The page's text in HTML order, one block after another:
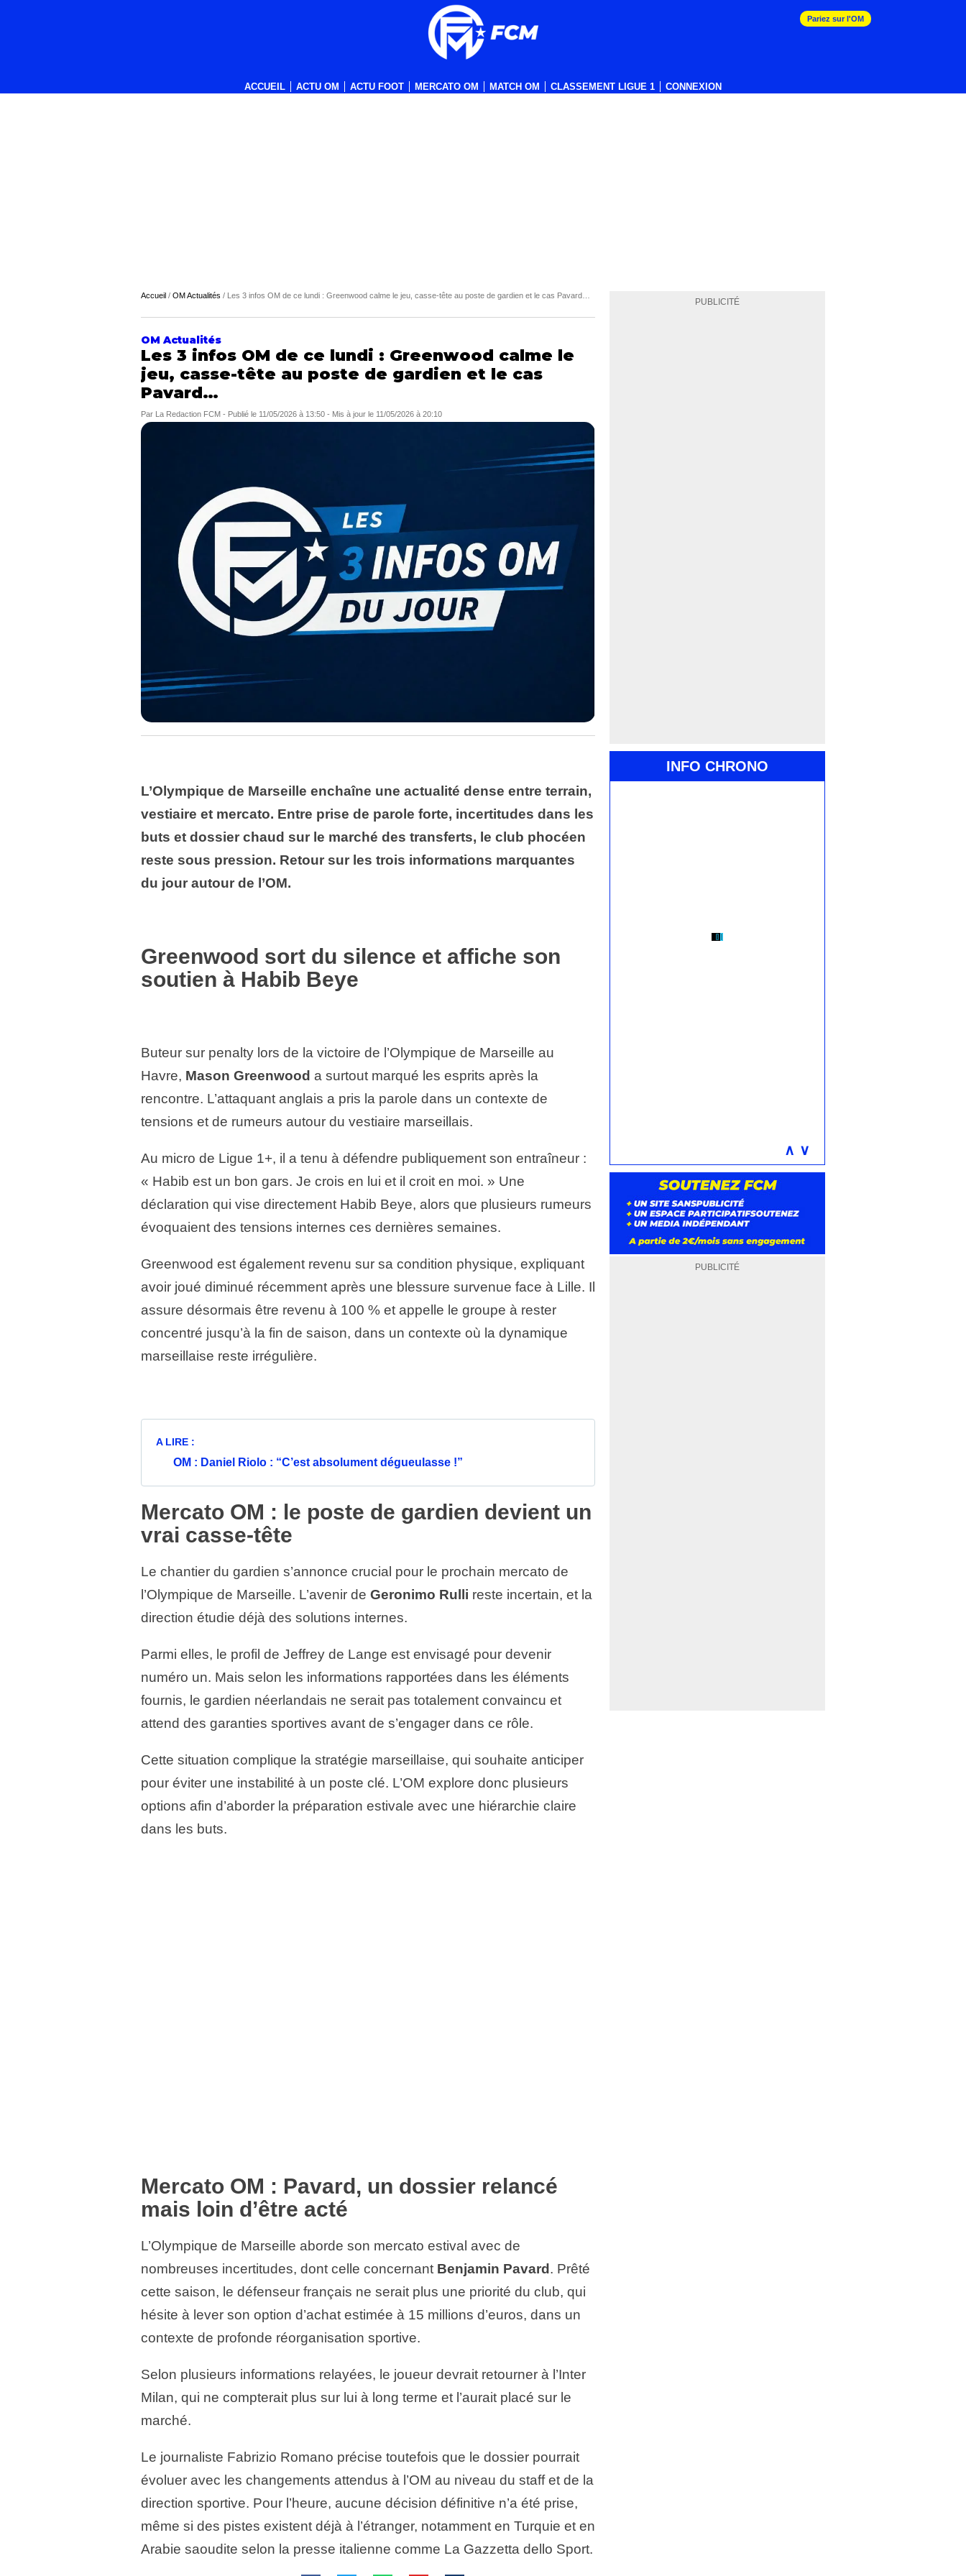
ACCUEIL ACTU OM ACTU FOOT MERCATO OM MATCH OM CLASSEMENT LIGUE 1 CONNEXION
Pariez sur l'OM
PUBLICITÉ
INFO CHRONO
∧ ∨
PUBLICITÉ
Accueil / OM Actualités / Les 3 infos OM de ce lundi : Greenwood calme le jeu, casse-tête au poste de gardien et le cas Pavard…
OM Actualités
Les 3 infos OM de ce lundi : Greenwood calme le
jeu, casse-tête au poste de gardien et le cas
Pavard…
Par La Redaction FCM - Publié le 11/05/2026 à 13:50 - Mis à jour le 11/05/2026 à 20:10
L’Olympique de Marseille enchaîne une actualité dense entre terrain,
vestiaire et mercato. Entre prise de parole forte, incertitudes dans les
buts et dossier chaud sur le marché des transferts, le club phocéen
reste sous pression. Retour sur les trois informations marquantes
du jour autour de l’OM.
Greenwood sort du silence et affiche son
soutien à Habib Beye
Buteur sur penalty lors de la victoire de l’Olympique de Marseille au
Havre, Mason Greenwood a surtout marqué les esprits après la
rencontre. L’attaquant anglais a pris la parole dans un contexte de
tensions et de rumeurs autour du vestiaire marseillais.
Au micro de Ligue 1+, il a tenu à défendre publiquement son entraîneur :
« Habib est un bon gars. Je crois en lui et il croit en moi. » Une
déclaration qui vise directement Habib Beye, alors que plusieurs rumeurs
évoquaient des tensions internes ces dernières semaines.
Greenwood est également revenu sur sa condition physique, expliquant
avoir joué diminué récemment après une blessure survenue face à Lille. Il
assure désormais être revenu à 100 % et appelle le groupe à rester
concentré jusqu’à la fin de saison, dans un contexte où la dynamique
marseillaise reste irrégulière.
A LIRE :
OM : Daniel Riolo : “C’est absolument dégueulasse !”
Mercato OM : le poste de gardien devient un
vrai casse-tête
Le chantier du gardien s’annonce crucial pour le prochain mercato de
l’Olympique de Marseille. L’avenir de Geronimo Rulli reste incertain, et la
direction étudie déjà des solutions internes.
Parmi elles, le profil de Jeffrey de Lange est envisagé pour devenir
numéro un. Mais selon les informations rapportées dans les éléments
fournis, le gardien néerlandais ne serait pas totalement convaincu et
attend des garanties sportives avant de s’engager dans ce rôle.
Cette situation complique la stratégie marseillaise, qui souhaite anticiper
pour éviter une instabilité à un poste clé. L’OM explore donc plusieurs
options afin d’aborder la préparation estivale avec une hiérarchie claire
dans les buts.
Mercato OM : Pavard, un dossier relancé
mais loin d’être acté
L’Olympique de Marseille aborde son mercato estival avec de
nombreuses incertitudes, dont celle concernant Benjamin Pavard. Prêté
cette saison, le défenseur français ne serait plus une priorité du club, qui
hésite à lever son option d’achat estimée à 15 millions d’euros, dans un
contexte de profonde réorganisation sportive.
Selon plusieurs informations relayées, le joueur devrait retourner à l’Inter
Milan, qui ne compterait plus sur lui à long terme et l’aurait placé sur le
marché.
Le journaliste Fabrizio Romano précise toutefois que le dossier pourrait
évoluer avec les changements attendus à l’OM au niveau du staff et de la
direction sportive. Pour l’heure, aucune décision définitive n’a été prise,
même si des pistes existent déjà à l’étranger, notamment en Turquie et en
Arabie saoudite selon la presse italienne comme La Gazzetta dello Sport.